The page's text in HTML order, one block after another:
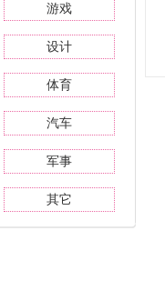
游戏
设计
体育
汽车
军事
其它